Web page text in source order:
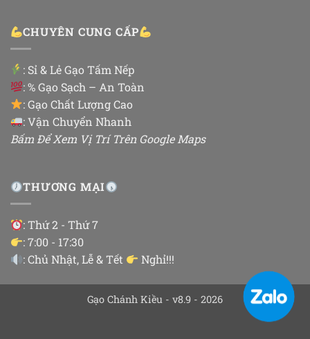
CHUYÊN CUNG CẤP
: Sỉ & Lẻ Gạo Tấm Nếp
: % Gạo Sạch – An Toàn
: Gạo Chất Lượng Cao
: Vận Chuyển Nhanh
Bấm Để Xem Vị Trí Trên Google Maps
THƯƠNG MẠI
: Thứ 2 - Thứ 7
: 7:00 - 17:30
: Chủ Nhật, Lễ & Tết
Nghỉ!!!
Gạo Chánh Kiều - v8.9 - 2026